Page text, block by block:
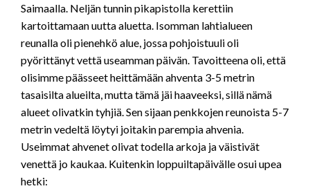
Saimaalla. Neljän tunnin pikapistolla kerettiin
kartoittamaan uutta aluetta. Isomman lahtialueen
reunalla oli pienehkö alue, jossa pohjoistuuli oli
pyörittänyt vettä useamman päivän. Tavoitteena oli, että
olisimme päässeet heittämään ahventa 3-5 metrin
tasaisilta alueilta, mutta tämä jäi haaveeksi, sillä nämä
alueet olivatkin tyhjiä. Sen sijaan penkkojen reunoista 5-7
metrin vedeltä löytyi joitakin parempia ahvenia.
Useimmat ahvenet olivat todella arkoja ja väistivät
venettä jo kaukaa. Kuitenkin loppuiltapäivälle osui upea
hetki: